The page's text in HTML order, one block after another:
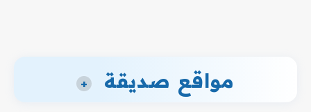
مواقع صديقة +